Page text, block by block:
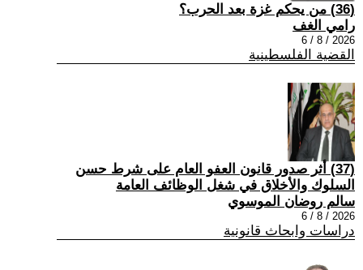
(36) من يحكم غزة بعد الحرب؟
رامي الغف
2026 / 8 / 6
القضية الفلسطينية
(37) أثر صدور قانون العفو العام على شرط حسن
السلوك والأخلاق في شغل الوظائف العامة
سالم روضان الموسوي
2026 / 8 / 6
دراسات وابحاث قانونية